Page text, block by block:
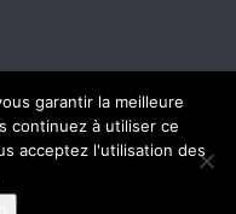
- Photos : Jérôme
Laurent Tronchet - Eric
garantir la meilleure
continuez à utiliser ce
acceptez l'utilisation des